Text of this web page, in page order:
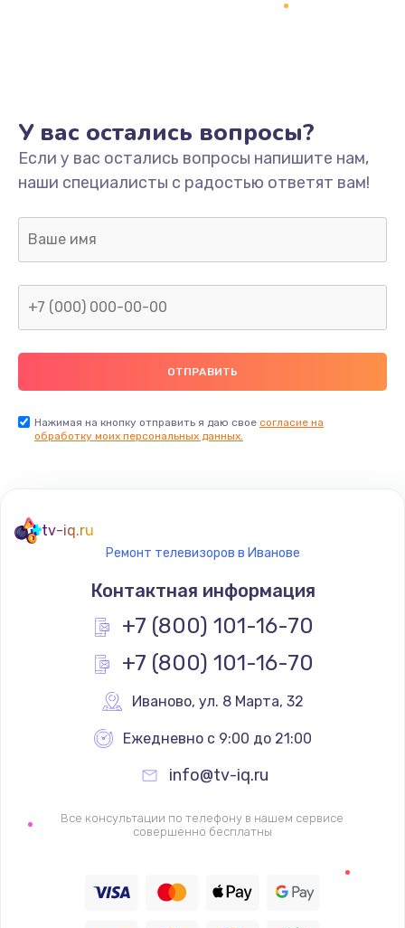
Не включается
1400 руб.
Заказать
Нет звука
800 руб.
Не видит флешку
400 руб.
Заказать
900 руб.
Заказать
900 руб.
Заказать
Не работает
1400 руб.
Восстановление цепи питания, пайка
У вас остались вопросы?
Если у вас остались вопросы напишите нам,
наши специалисты с радостью ответят вам!
Нажимая на кнопку отправить я даю свое согласие на
обработку моих персональных данных.
tv-iq.ru
Ремонт телевизоров в Иванове
Контактная информация
+7 (800) 101-16-70
+7 (800) 101-16-70
Иваново, ул. 8 Марта, 32
Ежедневно с 9:00 до 21:00
info@tv-iq.ru
Все консультации по телефону в нашем сервисе
совершенно бесплатны